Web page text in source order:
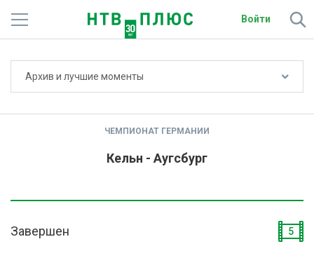
Войти
Архив и лучшие моменты
ЧЕМПИОНАТ ГЕРМАНИИ
Кельн - Аугсбург
Завершен 5